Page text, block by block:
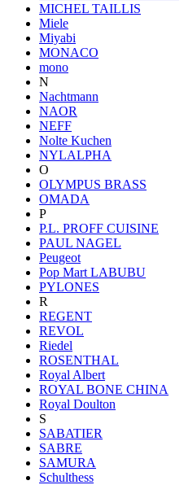
MICHEL TAILLIS
Miele
Miyabi
MONACO
mono
N
Nachtmann
NAOR
NEFF
Nolte Kuchen
NYLALPHA
O
OLYMPUS BRASS
OMADA
P
P.L. PROFF CUISINE
PAUL NAGEL
Peugeot
Pop Mart LABUBU
PYLONES
R
REGENT
REVOL
Riedel
ROSENTHAL
Royal Albert
ROYAL BONE CHINA
Royal Doulton
S
SABATIER
SABRE
SAMURA
Schulthess